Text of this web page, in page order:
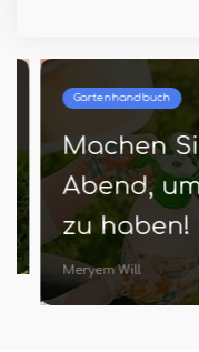
Gartenhandbuch
Machen Sie
Abend, um
zu haben!
Meryem Will